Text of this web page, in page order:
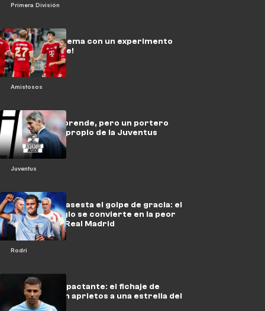
Primera División
Amistosos
¡Presión extrema con un experimento
sorprendente!
Juventus
Massara sorprende, pero un portero
cedido no es propio de la Juventus
Rodri
El Barcelona asesta el golpe de gracia: el
fichaje del siglo se convierte en la peor
pesadilla del Real Madrid
Escenario impactante: el fichaje de
Rodri pone en aprietos a una estrella del
Barcelona